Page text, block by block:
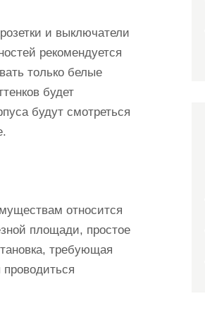
и выключатели
рекомендуется
только белые
будет
будут смотреться
относится
площади, простое
требующая